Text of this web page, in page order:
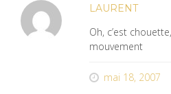
LAURENT
Oh, c’est
mouvement
mai 18, 2007